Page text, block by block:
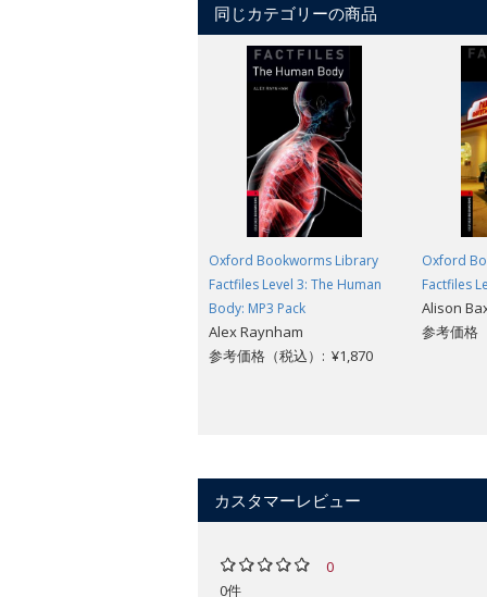
同じカテゴリーの商品
Oxford Bookworms Library
Factfiles Level 3: The Human
Body: MP3 Pack
Alex Raynham
参考価格（税込）: ¥1,870
Oxford
Factfiles
Alison
参考価格
カスタマーレビュー
0
0件